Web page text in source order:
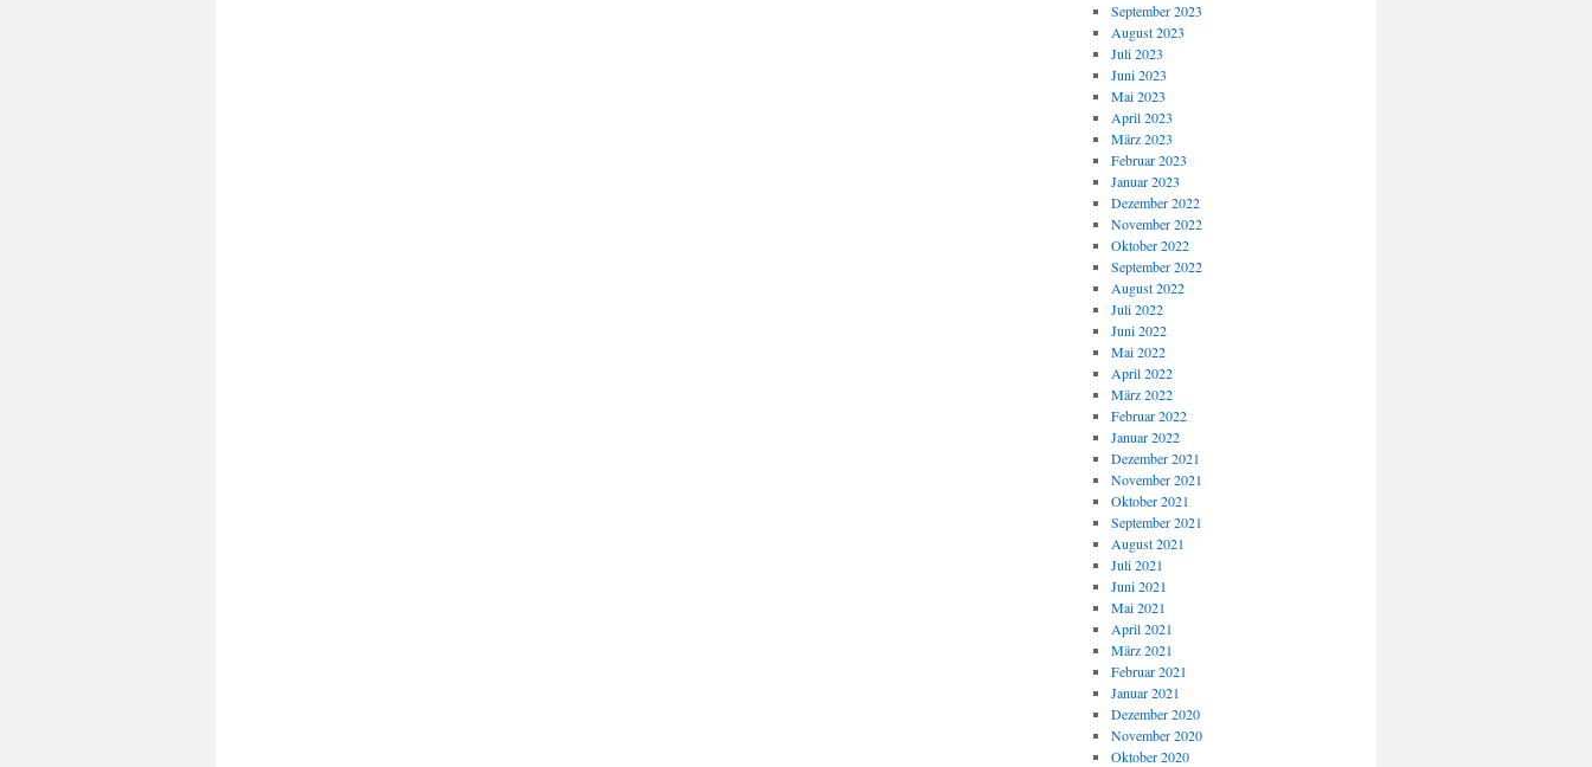
September 2023
August 2023
Juli 2023
Juni 2023
Mai 2023
April 2023
März 2023
Februar 2023
Januar 2023
Dezember 2022
November 2022
Oktober 2022
September 2022
August 2022
Juli 2022
Juni 2022
Mai 2022
April 2022
März 2022
Februar 2022
Januar 2022
Dezember 2021
November 2021
Oktober 2021
September 2021
August 2021
Juli 2021
Juni 2021
Mai 2021
April 2021
März 2021
Februar 2021
Januar 2021
Dezember 2020
November 2020
Oktober 2020